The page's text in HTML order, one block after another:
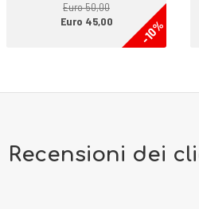
Euro 50,00
-10%
Euro 45,00
Recensioni dei